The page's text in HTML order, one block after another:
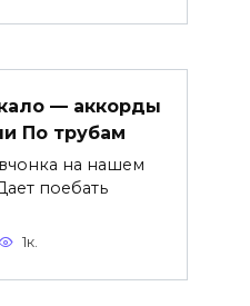
— аккорды
По трубам
на нашем
поебать
1к.